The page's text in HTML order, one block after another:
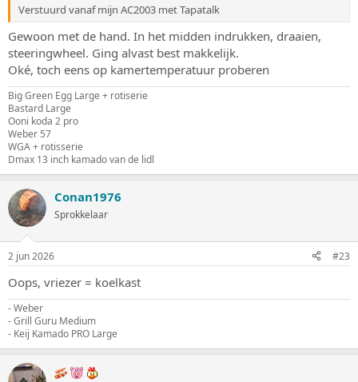
Verstuurd vanaf mijn AC2003 met Tapatalk
Gewoon met de hand. In het midden indrukken, draaien,
steeringwheel. Ging alvast best makkelijk.
Oké, toch eens op kamertemperatuur proberen
Big Green Egg Large + rotiserie
Bastard Large
Ooni koda 2 pro
Weber 57
WGA + rotisserie
Dmax 13 inch kamado van de lidl
Conan1976
Sprokkelaar
2 jun 2026 #23
Oops, vriezer = koelkast
- Weber
- Grill Guru Medium
- Keij Kamado PRO Large